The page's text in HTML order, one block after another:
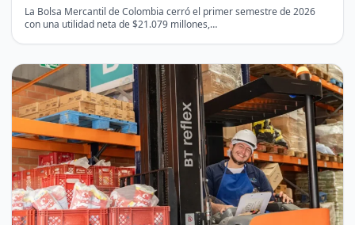
La Bolsa Mercantil de Colombia cerró el primer semestre de 2026
con una utilidad neta de $21.079 millones,…